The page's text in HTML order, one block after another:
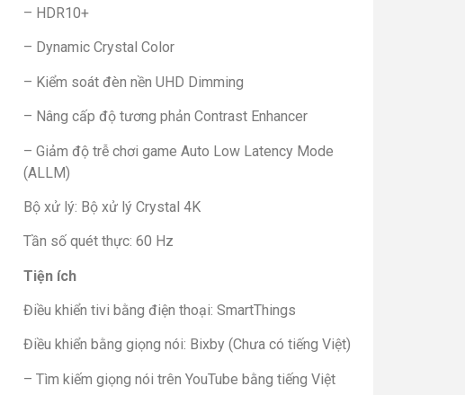
– HDR10+
– Dynamic Crystal Color
– Kiểm soát đèn nền UHD Dimming
– Nâng cấp độ tương phản Contrast Enhancer
– Giảm độ trễ chơi game Auto Low Latency Mode
(ALLM)
Bộ xử lý: Bộ xử lý Crystal 4K
Tần số quét thực: 60 Hz
Tiện ích
Điều khiển tivi bằng điện thoại: SmartThings
Điều khiển bằng giọng nói: Bixby (Chưa có tiếng Việt)
– Tìm kiếm giọng nói trên YouTube bằng tiếng Việt